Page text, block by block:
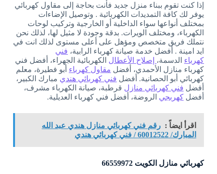
إذا كنت تقوم ببناء منزل جديد فأنت بحاجة إلى مقاول كهربائي
يوفر لك كافة التمديدات الكهربائية . وتوصيل الإضاءات
بمختلف أنواعها سواء الداخلية أو الخارجية وتركيب لوحات
الكهرباء، ومختلف الويرات. بدقة وجودة لا مثيل لها، لذلك نحن
نتملك فريق متخصص ومؤهل على أعلى مستوى لذلك انت في
ايد امينة . أفضل خدمة صيانة كهرباء الرابية، فني
كهرباء الدسمة، إصلاح الأعطال الكهربائية الجهراء، أفضل فني
كهرباء منازل الأحمدي، أفضل مقاول كهرباء أبو فطيرة، معلم
كهربائي أبو الحصانية. أفضل فني كهربائي هندي مبارك الكبير،
أفضل فني كهربائي منازل قرطبة، صيانة الكهرباء مشرف،
أفضل كهربجي الروضة، أفضل فني كهرباء العديلية.
اقرأ ايضاً : رقم فني كهربائي منازل هندي عبد الله
المبارك/ 60012522 / فني كهربائي هندي
كهربائي منازل الكويت 66559972